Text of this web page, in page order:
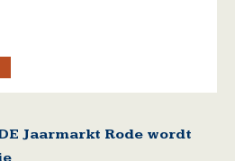
Jaarmarkt Rode wordt